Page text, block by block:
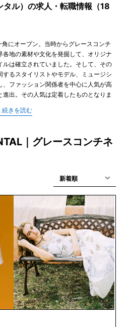
タル）の求人・転職情報（18
にオープン。当時からグレースコンチ
地の素材や文化を発掘して、オリジナ
ルは確立されていました。そして、その
るスタイリストやモデル、ミュージシ
、ファッション関係者を中心に人気が高
出。その人気は定着したものとなりま
、株式会社アイランドの主軸ブランドと
｜グレースコンチネ